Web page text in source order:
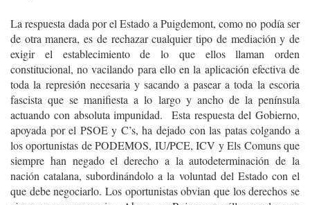
La respuesta dada por el Estado a Puigdemont, como no podía ser
de otra manera, es de rechazar cualquier tipo de mediación y de
exigir el establecimiento de lo que ellos llaman orden
constitucional, no vacilando para ello en la aplicación efectiva de
toda la represión necesaria y sacando a pasear a toda la escoria
fascista que se manifiesta a lo largo y ancho de la península
actuando con absoluta impunidad. Esta respuesta del Gobierno,
apoyada por el PSOE y C’s, ha dejado con las patas colgando a
los oportunistas de PODEMOS, IU/PCE, ICV y Els Comuns que
siempre han negado el derecho a la autodeterminación de la
nación catalana, subordinándolo a la voluntad del Estado con el
que debe negociarlo. Los oportunistas obvian que los derechos se